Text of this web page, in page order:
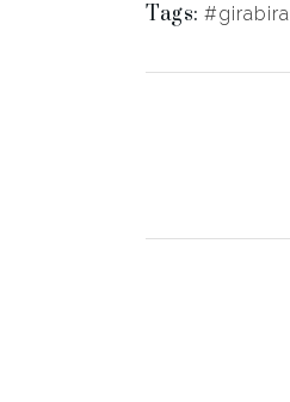
Tags: #girabira